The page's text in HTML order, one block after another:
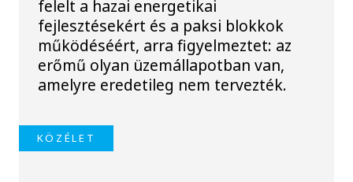
felelt a hazai energetikai
fejlesztésekért és a paksi blokkok
működéséért, arra figyelmeztet: az
erőmű olyan üzemállapotban van,
amelyre eredetileg nem tervezték.
KÖZÉLET